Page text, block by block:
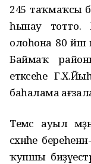
245 таҡмаҡсы
һынау тотто.
олоһона 80
Баймаҡ районы
етәксеһе
баһалама
Темәс ауыл
сәхнәһе
ҡупшы